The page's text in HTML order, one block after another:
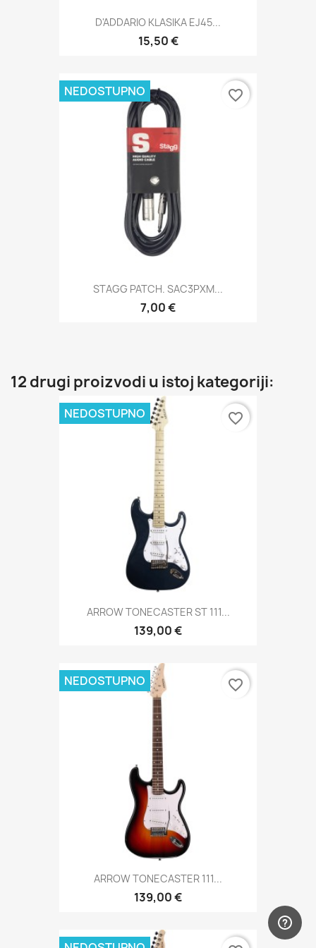
D'ADDARIO KLASIKA EJ45...
15,50 €
STAGG PATCH. SAC3PXM...
7,00 €
NEDOSTUPNO favorite_border
12 drugi proizvodi u istoj kategoriji:
ARROW TONECASTER ST 111...
139,00 €
NEDOSTUPNO favorite_border
ARROW TONECASTER 111...
139,00 €
NEDOSTUPNO favorite_border